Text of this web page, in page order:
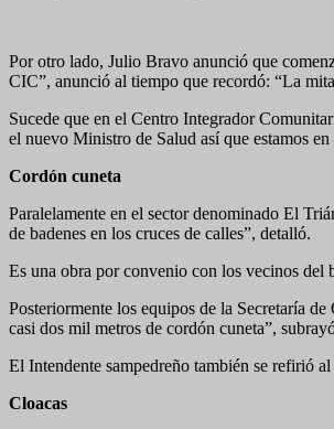
Por otro lado, Julio Bravo anunció que
CIC”, anunció al tiempo que recordó: “La
Sucede que en el Centro Integrador
el nuevo Ministro de Salud así que estamos
Cordón cuneta
Paralelamente en el sector denominado El
de badenes en los cruces de calles”, detalló.
Es una obra por convenio con los vecinos del
Posteriormente los equipos de la Secretaría
casi dos mil metros de cordón cuneta”,
El Intendente sampedreño también se refirió
Cloacas